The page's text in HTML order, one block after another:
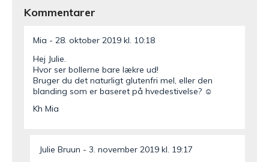
Kommentarer
Mia
28. oktober 2019 kl. 10:18
Hej Julie.
Hvor ser bollerne bare lækre ud!
Bruger du det naturligt glutenfri mel, eller den
blanding som er baseret på hvedestivelse? ☺️
Kh Mia
Julie Bruun
3. november 2019 kl. 19:17